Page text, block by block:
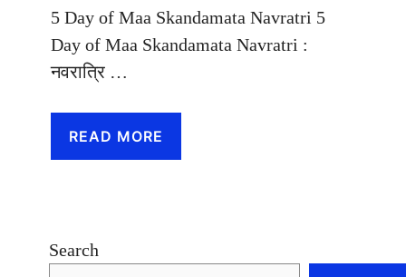
5 Day of Maa Skandamata Navratri 5
Day of Maa Skandamata Navratri :
नवरात्रि …
READ MORE
Search